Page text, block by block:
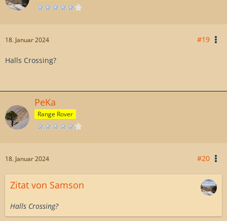
18. Januar 2024 #19
Halls Crossing?
PeKa
Range Rover
18. Januar 2024 #20
Zitat von Samson
Halls Crossing?